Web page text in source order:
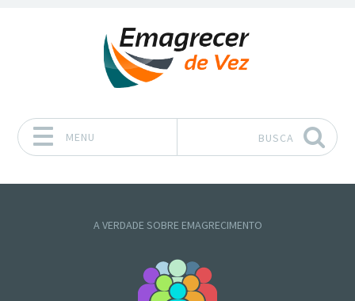
MENU BUSCA
A VERDADE SOBRE EMAGRECIMENTO